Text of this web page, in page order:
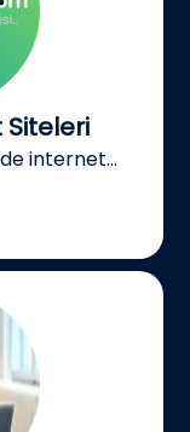
internet...